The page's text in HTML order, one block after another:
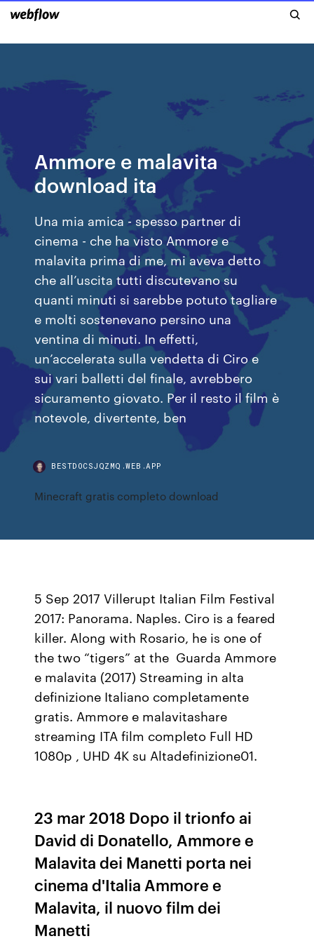
Ammore e malavita
download ita
Una mia amica - spesso partner di
cinema - che ha visto Ammore e
malavita prima di me, mi aveva detto
che all’uscita tutti discutevano su
quanti minuti si sarebbe potuto tagliare
e molti sostenevano persino una
ventina di minuti. In effetti,
un’accelerata sulla vendetta di Ciro e
sui vari balletti del finale, avrebbero
sicuramento giovato. Per il resto il film è
notevole, divertente, ben
BESTDOCSJQZMQ.WEB.APP
Minecraft gratis completo download
5 Sep 2017 Villerupt Italian Film Festival
2017: Panorama. Naples. Ciro is a feared
killer. Along with Rosario, he is one of
the two “tigers” at the Guarda Ammore
e malavita (2017) Streaming in alta
definizione Italiano completamente
gratis. Ammore e malavitashare
streaming ITA film completo Full HD
1080p , UHD 4K su Altadefinizione01.
23 mar 2018 Dopo il trionfo ai
David di Donatello, Ammore e
Malavita dei Manetti porta nei
cinema d'Italia Ammore e
Malavita, il nuovo film dei
Manetti